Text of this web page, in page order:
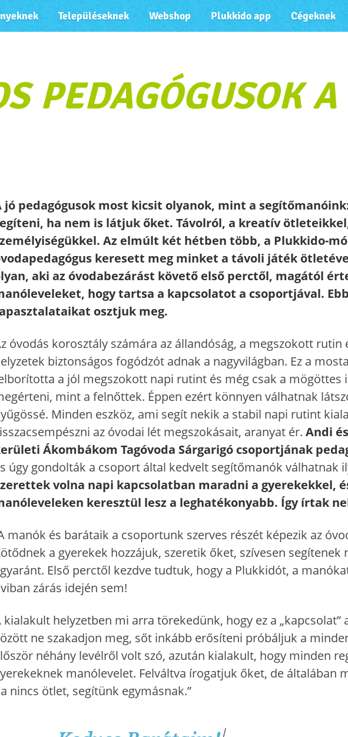
Településeknek Webshop Plukkido app Cégeknek
PEDAGÓGUSOK A
jó pedagógusok most kicsit olyanok, mint a
ha nem is látjuk őket. Távolról, a kreatív
Az elmúlt két hétben több, a Plukkido-
keresett meg minket a távoli játék
aki az óvodabezárást követő első perctől, magától
hogy tartsa a kapcsolatot a csoportjával.
osztjuk meg.
óvodás korosztály számára az állandóság, a megszokott rutin
biztonságos fogódzót adnak a nagyvilágban. Ez a
a jól megszokott napi rutint és még csak a mögöttes
mint a felnőttek. Éppen ezért könnyen válhatnak
Minden eszköz, ami segít nekik a stabil napi rutint
az óvodai lét megszokásait, aranyat ér. Andi
Ákombákom Tagóvoda Sárgarigó csoportjának
úgy gondolták a csoport által kedvelt segítőmanók válhatnak
volna napi kapcsolatban maradni a gyerekekkel,
keresztül lesz a leghatékonyabb. Így írtak
manók és barátaik a csoportunk szerves részét képezik az
a gyerekek hozzájuk, szeretik őket, szívesen segítenek
Első perctől kezdve tudtuk, hogy a Plukkidót, a
zárás idején sem!
kialakult helyzetben mi arra törekedünk, hogy ez a „kapcsolat”
ne szakadjon meg, sőt inkább erősíteni próbáljuk a
néhány levélről volt szó, azután kialakult, hogy minden
manólevelet. Felváltva írogatjuk őket, de általában
nincs ötlet, segítünk egymásnak.”